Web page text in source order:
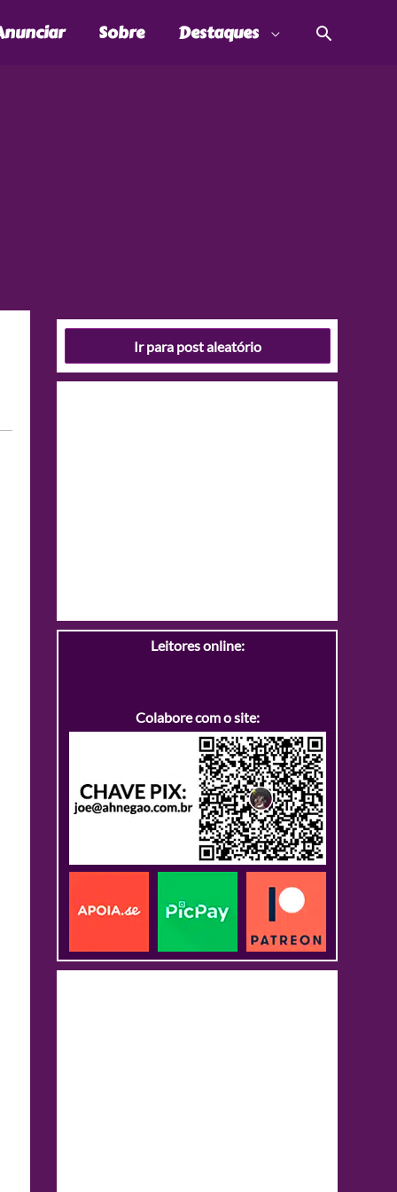
Sobre Destaques
Ir para post aleatório
Leitores online:
Colabore com o site: